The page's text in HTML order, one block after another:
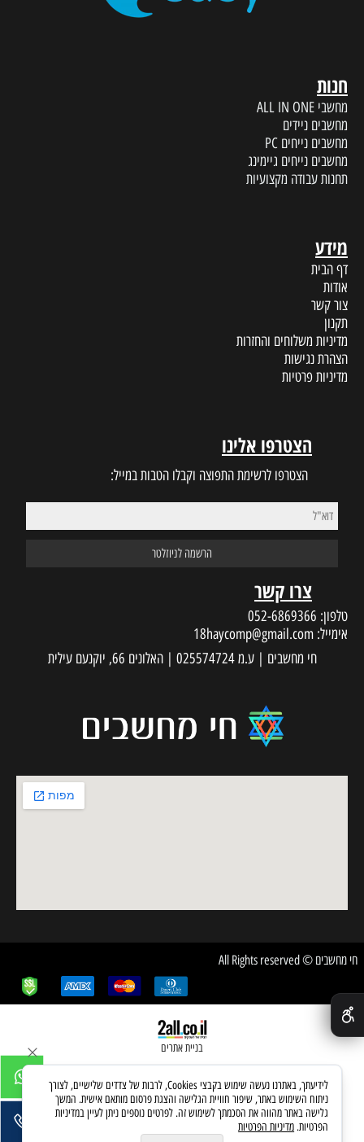
חנות
מחשבי ALL IN ONE
מחשבים ניידים
מחשבים נייחים PC
מחשבים נייחים גיימינג
תחנות עבודה מקצועיות
מידע
דף הבית
אודות
צור קשר
תקנון
מדיניות משלוחים והחזרות
הצהרת נגישות
מדיניות פרטיות
הצטרפו אלינו
הצטרפו לרשימת התפוצה וקבלו הטבות במייל:
צרו קשר
טלפון: 052-6869366
אימייל: 18haycomp@gmail.com
חי מחשבים | ע.מ 025574724 | האלונים 66, יוקנעם עילית
חי מחשבים © All Rights reserved
בניית אתרים
לידיעתך, באתרנו נעשה שימוש בקבצי Cookies, לרבות של צדדים שלישיים, לצורך
ניתוח השימוש באתר, שיפור חוויית הגלישה והצגת פרסום מותאם אישית. המשך
גלישה באתר מהווה את הסכמתך לשימוש זה. לפרטים נוספים ניתן לעיין במדיניות
הפרטיות. מדיניות הפרטיות